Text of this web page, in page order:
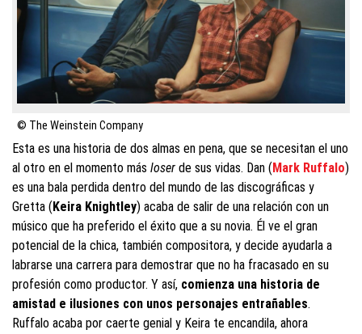
© The Weinstein Company
Esta es una historia de dos almas en pena, que se necesitan el uno
al otro en el momento más loser de sus vidas. Dan ( Mark Ruffalo)
es una bala perdida dentro del mundo de las discográficas y
Gretta ( Keira Knightley) acaba de salir de una relación con un
músico que ha preferido el éxito que a su novia. Él ve el gran
potencial de la chica, también compositora, y decide ayudarla a
labrarse una carrera para demostrar que no ha fracasado en su
profesión como productor. Y así, comienza una historia de
amistad e ilusiones con unos personajes entrañables.
Ruffalo acaba por caerte genial y Keira te encandila, ahora